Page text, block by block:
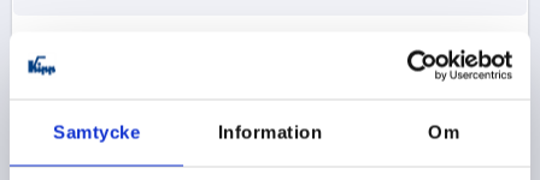
Samtycke Information Om
K0258